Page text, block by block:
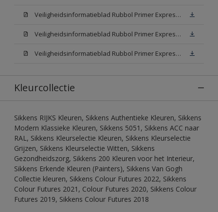
Veiligheidsinformatieblad Rubbol Primer Express White (MSDS)
Veiligheidsinformatieblad Rubbol Primer Express W05 (MSDS)
Veiligheidsinformatieblad Rubbol Primer Express N00 (MSDS)
Kleurcollectie
Sikkens RIJKS Kleuren, Sikkens Authentieke Kleuren, Sikkens
Modern Klassieke Kleuren, Sikkens 5051, Sikkens ACC naar
RAL, Sikkens Kleurselectie Kleuren, Sikkens Kleurselectie
Grijzen, Sikkens Kleurselectie Witten, Sikkens
Gezondheidszorg, Sikkens 200 Kleuren voor het Interieur,
Sikkens Erkende Kleuren (Painters), Sikkens Van Gogh
Collectie kleuren, Sikkens Colour Futures 2022, Sikkens
Colour Futures 2021, Colour Futures 2020, Sikkens Colour
Futures 2019, Sikkens Colour Futures 2018